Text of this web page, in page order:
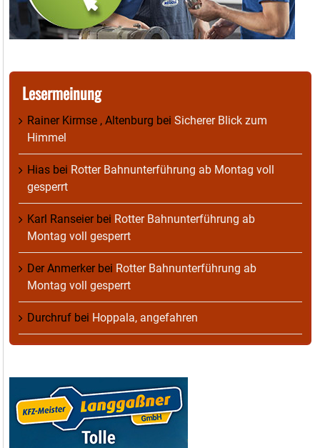
Lesermeinung
Rainer Kirmse , Altenburg bei Sicherer Blick zum
Himmel
Hias bei Rotter Bahnunterführung ab Montag voll
gesperrt
Karl Ranseierbei Rotter Bahnunterführung ab
Montag voll gesperrt
Der Anmerkerbei Rotter Bahnunterführung ab
Montag voll gesperrt
Durchruf bei Hoppala, angefahren